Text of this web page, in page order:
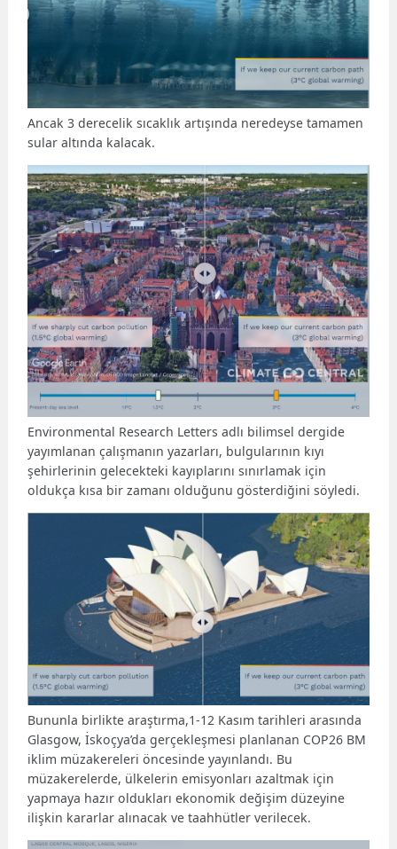
Ancak 3 derecelik sıcaklık artışında neredeyse tamamen
sular altında kalacak.
Environmental Research Letters adlı bilimsel dergide
yayımlanan çalışmanın yazarları, bulgularının kıyı
şehirlerinin gelecekteki kayıplarını sınırlamak için
oldukça kısa bir zamanı olduğunu gösterdiğini söyledi.
Bununla birlikte araştırma,1-12 Kasım tarihleri ​​arasında
Glasgow, İskoçya’da gerçekleşmesi planlanan COP26 BM
iklim müzakereleri öncesinde yayınlandı. Bu
müzakerelerde, ülkelerin emisyonları azaltmak için
yapmaya hazır oldukları ekonomik değişim düzeyine
ilişkin kararlar alınacak ve taahhütler verilecek.